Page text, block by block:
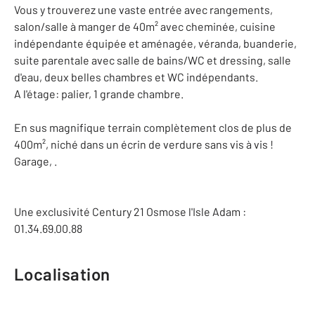
Vous y trouverez une vaste entrée avec rangements,
salon/salle à manger de 40m² avec cheminée, cuisine
indépendante équipée et aménagée, véranda, buanderie,
suite parentale avec salle de bains/WC et dressing, salle
d'eau, deux belles chambres et WC indépendants.
A l'étage: palier, 1 grande chambre.
En sus magnifique terrain complètement clos de plus de
400m², niché dans un écrin de verdure sans vis à vis !
Garage, .
Une exclusivité Century 21 Osmose l'Isle Adam :
01.34.69.00.88
Localisation